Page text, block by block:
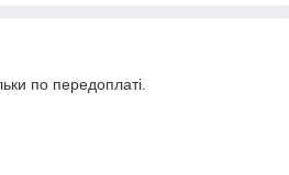
по передоплаті.